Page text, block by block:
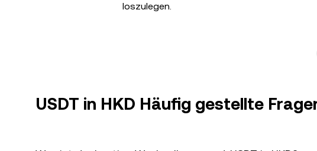
loszulegen.
USDT in HKD Häufig gestellte